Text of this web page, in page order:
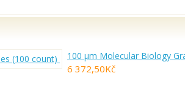
100 µm Molecular Biology
6 372,50Kč